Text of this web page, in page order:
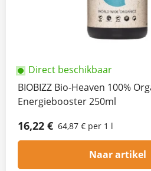
Direct beschikbaar
BIOBIZZ Bio-Heaven 100%
Energiebooster 250ml
16,22 € 64,87 € per 1 l
Naar artikel